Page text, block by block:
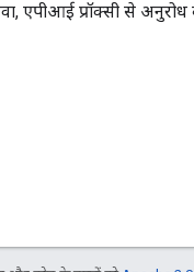
एपीआई प्रॉक्सी से अनुरोध